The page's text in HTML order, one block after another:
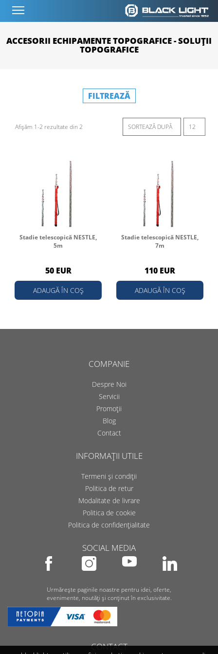
ACCESORII ECHIPAMENTE TOPOGRAFICE - SOLUȚII
TOPOGRAFICE
FILTREAZĂ
Afișăm 1-2 rezultate din 2
Stadie telescopică NESTLE,
5m
50 EUR
ADAUGĂ ÎN COȘ
Stadie telescopică NESTLE,
7m
110 EUR
ADAUGĂ ÎN COȘ
COMPANIE
Despre Noi
Servicii
Promoții
Blog
Contact
INFORMAȚII UTILE
Termeni și condiții
Politica de retur
Modalitate de livrare
Politica de cookie
Politica de confidențialitate
SOCIAL MEDIA
Urmărește paginile noastre pentru idei, oferte,
evenimente, noutăți și conținut în exclusivitate.
CONTACT